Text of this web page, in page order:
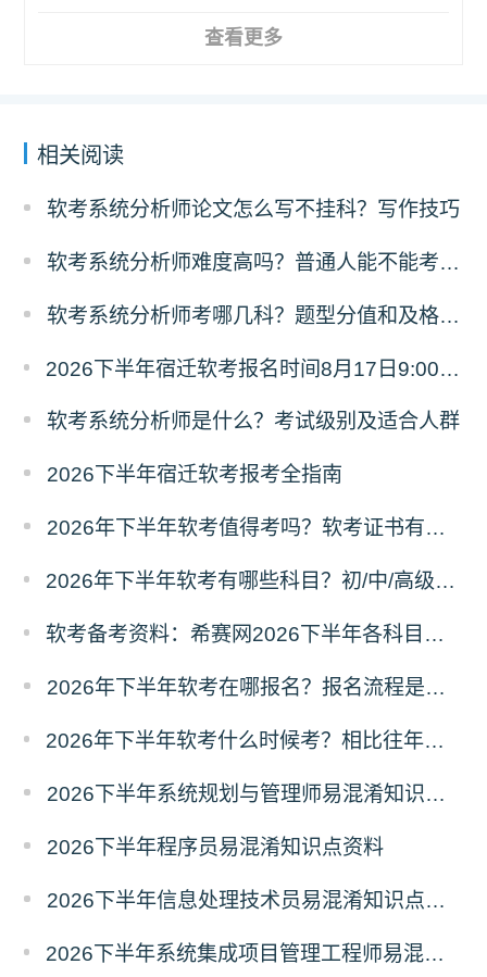
查看更多
相关阅读
软考系统分析师论文怎么写不挂科？写作技巧
软考系统分析师难度高吗？普通人能不能考过？
软考系统分析师考哪几科？题型分值和及格规则
2026下半年宿迁软考报名时间8月17日9:00至9月18日17:00
软考系统分析师是什么？考试级别及适合人群
2026下半年宿迁软考报考全指南
2026年下半年软考值得考吗？软考证书有什么用？
2026年下半年软考有哪些科目？初/中/高级分别考什么？
软考备考资料：希赛网2026下半年各科目易混淆知识点汇总
2026年下半年软考在哪报名？报名流程是什么？
2026年下半年软考什么时候考？相比往年有哪些新变动？
2026下半年系统规划与管理师易混淆知识点资料
2026下半年程序员易混淆知识点资料
2026下半年信息处理技术员易混淆知识点资料
2026下半年系统集成项目管理工程师易混淆知识点资料